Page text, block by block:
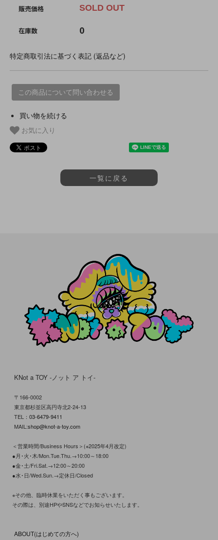
販売価格 SOLD OUT
在庫数 0
特定商取引法に基づく表記 (返品など)
この商品について問い合わせる
買い物を続ける
お気に入り
一覧に戻る
KNot a TOY -ノット ア トイ-
〒166-0002
東京都杉並区高円寺北2-24-13
TEL： 03-6479-9411
MAIL:shop@knot-a-toy.com
＜営業時間/Business Hours＞(※2025年4月改定)
●月･火･木/Mon.Tue.Thu.→10:00～18:00
●金･土/Fri.Sat.→12:00～20:00
●水･日/Wed.Sun.→定休日/Closed
※その他、臨時休業をいただく事もございます。
その際は、別途HPやSNSなどでお知らせいたします。
ABOUT(はじめての方へ)